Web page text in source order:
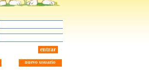
entrar
nuevo usuario